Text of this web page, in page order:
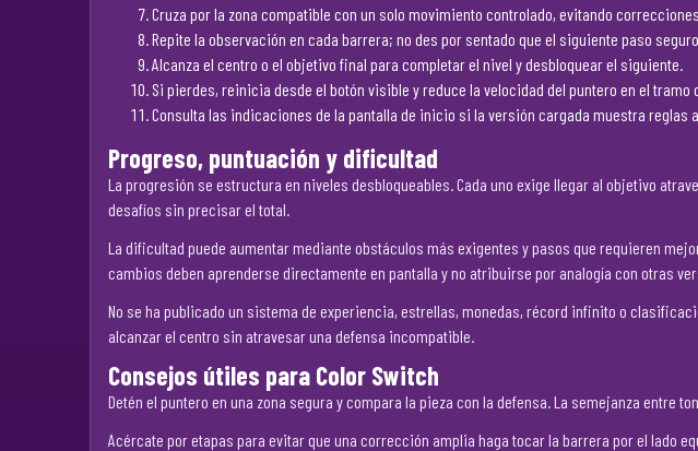
Cruza por la zona compatible con un solo movimiento controlado, evitando
Repite la observación en cada barrera; no des por sentado que el siguiente paso
Alcanza el centro o el objetivo final para completar el nivel y desbloquear el siguiente.
Si pierdes, reinicia desde el botón visible y reduce la velocidad del puntero en el tramo
Consulta las indicaciones de la pantalla de inicio si la versión cargada muestra reglas
Progreso, puntuación y dificultad
La progresión se estructura en niveles desbloqueables. Cada uno exige llegar al objetivo
desafíos sin precisar el total.
La dificultad puede aumentar mediante obstáculos más exigentes y pasos que requieren
cambios deben aprenderse directamente en pantalla y no atribuirse por analogía con otras
No se ha publicado un sistema de experiencia, estrellas, monedas, récord infinito o
alcanzar el centro sin atravesar una defensa incompatible.
Consejos útiles para Color Switch
Detén el puntero en una zona segura y compara la pieza con la defensa. La semejanza entre
Acércate por etapas para evitar que una corrección amplia haga tocar la barrera por el lado